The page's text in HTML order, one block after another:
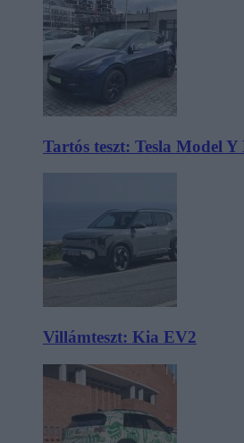
Tartós teszt: Tesla Model
Villámteszt: Kia EV2